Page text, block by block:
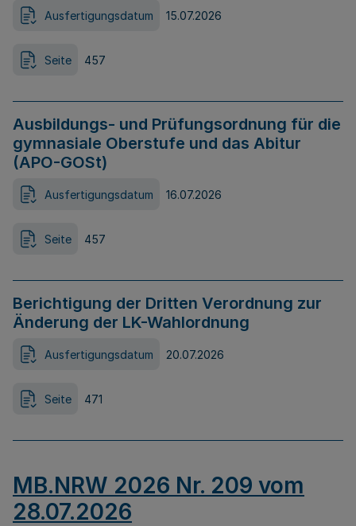
Ausfertigungsdatum 15.07.2026
Seite 457
Ausbildungs- und Prüfungsordnung für die
gymnasiale Oberstufe und das Abitur
(APO-GOSt)
Ausfertigungsdatum 16.07.2026
Seite 457
Berichtigung der Dritten Verordnung zur
Änderung der LK-Wahlordnung
Ausfertigungsdatum 20.07.2026
Seite 471
MB.NRW 2026 Nr. 209 vom
28.07.2026